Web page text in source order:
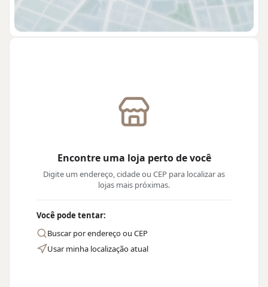
Encontre uma loja perto de você
Digite um endereço, cidade ou CEP para localizar as
lojas mais próximas.
Você pode tentar:
Buscar por endereço ou CEP
Usar minha localização atual